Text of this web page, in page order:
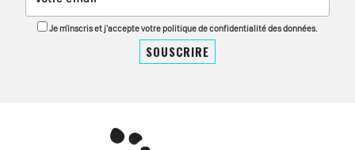
Je m'inscris et j'accepte votre politique de confidentialité des données.